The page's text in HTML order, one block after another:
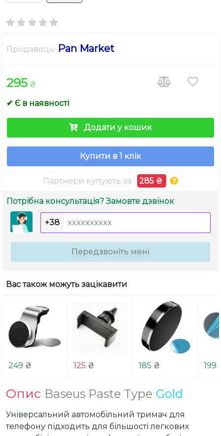
Продавець: Pan Market
295 ₴
✔ Є в наявності
Додати у кошик
Купити в 1 клік
Партнери купують за 285 ₴
Потрібна консультація? Замовте дзвінок
+38
Передзвоніть мені
Вас також можуть зацікавити
249 ₴ 125 ₴ 185 ₴ 199
Опис Baseus Paste Type Gold
Універсальний автомобільний тримач для
телефону підходить для більшості легкових